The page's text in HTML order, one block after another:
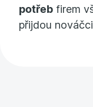
potřeb firem
přijdou